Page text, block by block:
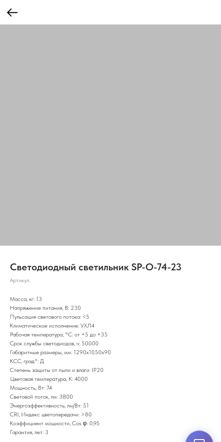
Светодиодный светильник SP-O-74-23
Артикул:
Масса, кг: 13
Напряжение питания, В: 230
Пульсация светового потока: <5
Климатическое исполнение: УХЛ4
Рабочая температура, °С: от +5 до +35
Срок службы светодиодов, ч: 50000
Габаритные размеры, мм: 1290х1050х90
КСС, град°: Д
Степень защиты от пыли и влаги: IP20
Цветовая температура, K: 4000
Мощность, Вт: 74
Световой поток, лм: 3800
Энергоэффективность, лм/Вт: 51
CRI, Индекс цветопередачи: >80
Коэффициент мощности, Cos φ: 0,95
Гарантия, лет: 3